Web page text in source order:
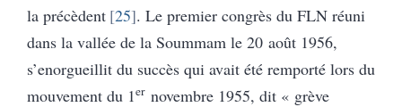
la précèdent 25 . Le premier congrès du FLN réuni
dans la vallée de la Soummam le 20 août 1956,
s’enorgueillit du succès qui avait été remporté lors du
mouvement du 1er novembre 1955, dit « grève